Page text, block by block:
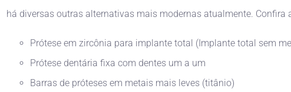
há diversas outras alternativas mais modernas atualmente. Confira
Prótese em zircônia para implante total (Implante total sem
Prótese dentária fixa com dentes um a um
Barras de próteses em metais mais leves (titânio)